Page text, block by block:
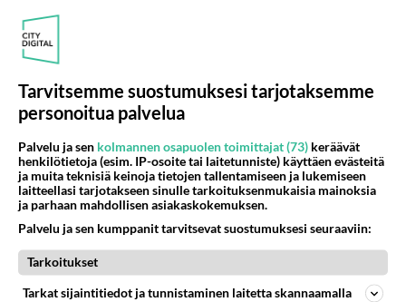
Helmi Loukasmäki?
Kun yksi kauhallinen ei riitä...
syömättä!
Tarvitsemme suostumuksesi tarjotaksemme
personoitua palvelua
Palvelu ja sen kolmannen osapuolen toimittajat (73) keräävät
henkilötietoja (esim. IP-osoite tai laitetunniste) käyttäen evästeitä
ja muita teknisiä keinoja tietojen tallentamiseen ja lukemiseen
laitteellasi tarjotakseen sinulle tarkoituksenmukaisia mainoksia
ja parhaan mahdollisen asiakaskokemuksen.
Palvelu ja sen kumppanit tarvitsevat suostumuksesi seuraaviin:
Tarkoitukset
Tarkat sijaintitiedot ja tunnistaminen laitetta skannaamalla